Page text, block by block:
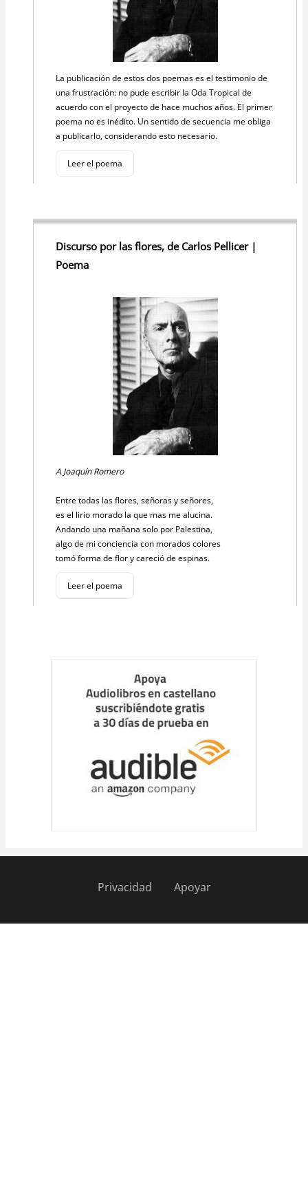
La publicación de estos dos poemas es el testimonio de
una frustración: no pude escribir la Oda Tropical de
acuerdo con el proyecto de hace muchos años. El primer
poema no es inédito. Un sentido de secuencia me obliga
a publicarlo, considerando esto necesario.
Leer el poema
Discurso por las flores, de Carlos Pellicer |
Poema
A Joaquín Romero
Entre todas las flores, señoras y señores,
es el lirio morado la que mas me alucina.
Andando una mañana solo por Palestina,
algo de mi conciencia con morados colores
tomó forma de flor y careció de espinas.
Leer el poema
Privacidad Apoyar